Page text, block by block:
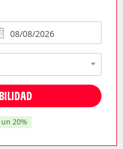
un 20%